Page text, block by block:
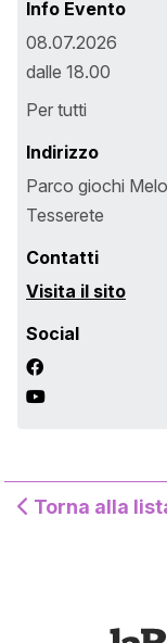
Info Evento
08.07.2026
dalle 18.00
Per tutti
Indirizzo
Parco giochi
Tesserete
Contatti
Visita il sito
Social
Torna alla